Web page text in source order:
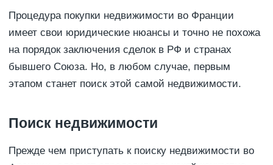
Процедура покупки недвижимости во Франции
имеет свои юридические нюансы и точно не похожа
на порядок заключения сделок в РФ и странах
бывшего Союза. Но, в любом случае, первым
этапом станет поиск этой самой недвижимости.
Поиск недвижимости
Прежде чем приступать к поиску недвижимости во